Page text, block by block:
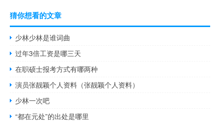
猜你想看的文章
少林少林是谁词曲
过年3倍工资是哪三天
在职硕士报考方式有哪两种
演员张靓颖个人资料（张靓颖个人资料）
少林一次吧
“都在元处”的出处是哪里